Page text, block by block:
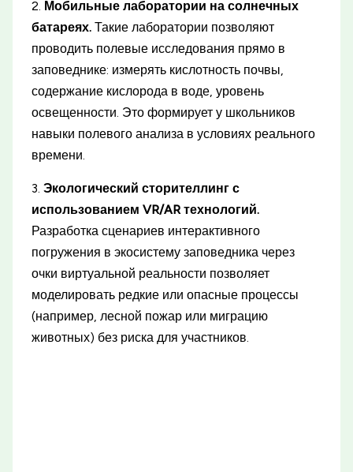
2. Мобильные лаборатории на солнечных
батареях. Такие лаборатории позволяют
проводить полевые исследования прямо в
заповеднике: измерять кислотность почвы,
содержание кислорода в воде, уровень
освещенности. Это формирует у школьников
навыки полевого анализа в условиях реального
времени.
3.Экологический сторителлинг с
использованием VR/AR технологий.
Разработка сценариев интерактивного
погружения в экосистему заповедника через
очки виртуальной реальности позволяет
моделировать редкие или опасные процессы
(например, лесной пожар или миграцию
животных) без риска для участников.